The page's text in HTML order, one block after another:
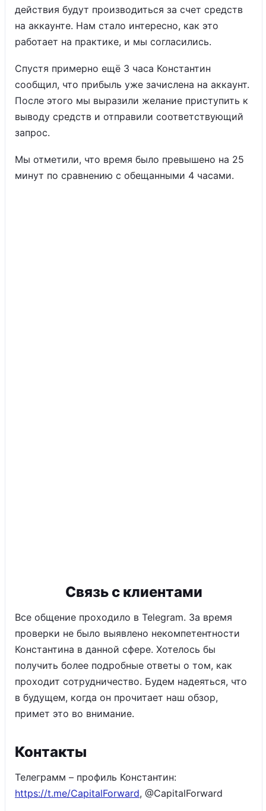
действия будут производиться за счет средств
на аккаунте. Нам стало интересно, как это
работает на практике, и мы согласились.
Спустя примерно ещё 3 часа Константин
сообщил, что прибыль уже зачислена на аккаунт.
После этого мы выразили желание приступить к
выводу средств и отправили соответствующий
запрос.
Мы отметили, что время было превышено на 25
минут по сравнению с обещанными 4 часами.
Связь с клиентами
Все общение проходило в Telegram. За время
проверки не было выявлено некомпетентности
Константина в данной сфере. Хотелось бы
получить более подробные ответы о том, как
проходит сотрудничество. Будем надеяться, что
в будущем, когда он прочитает наш обзор,
примет это во внимание.
Контакты
Телеграмм – профиль Константин:
https://t.me/CapitalForward, @CapitalForward